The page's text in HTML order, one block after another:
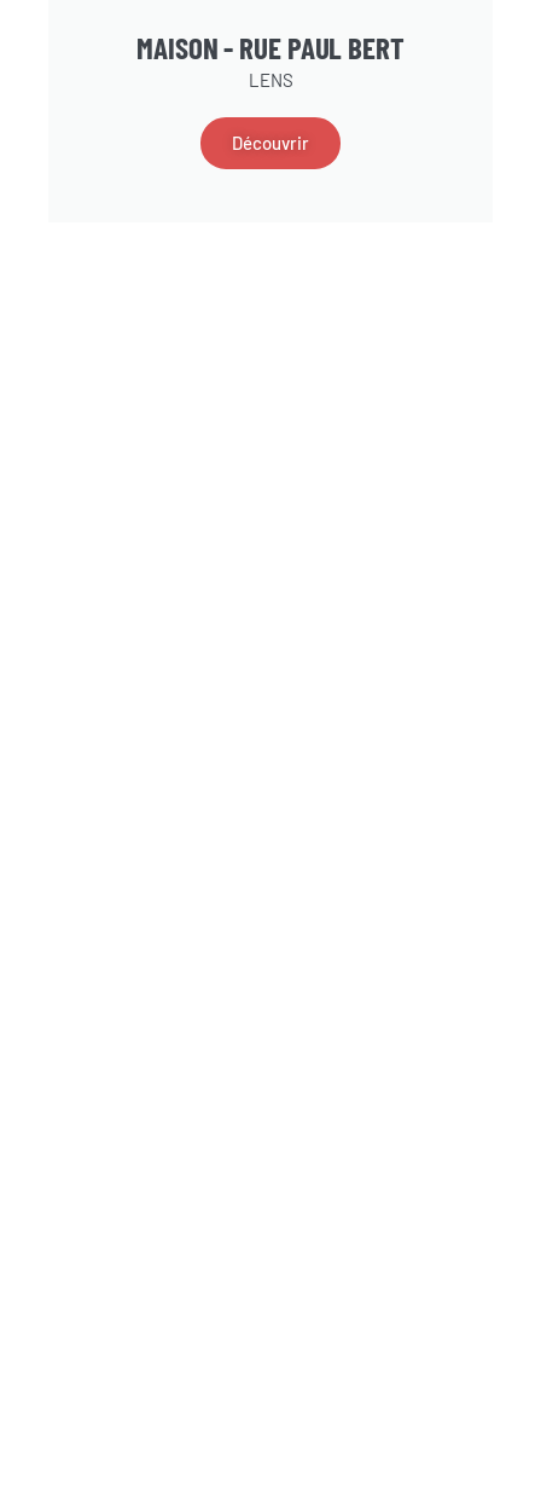
MAISON - RUE PAUL BERT
LENS
Découvrir